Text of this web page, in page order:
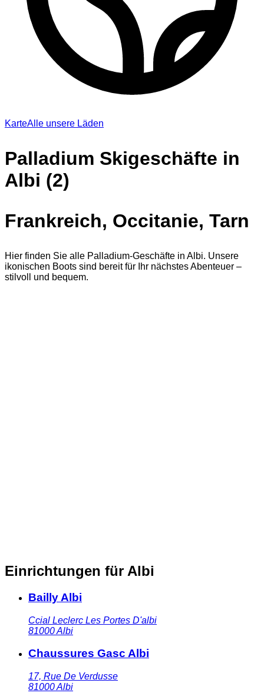
KarteAlle unsere Läden
Palladium Skigeschäfte in
Albi (2)
Frankreich, Occitanie, Tarn
Hier finden Sie alle Palladium-Geschäfte in Albi. Unsere
ikonischen Boots sind bereit für Ihr nächstes Abenteuer –
stilvoll und bequem.
Einrichtungen für Albi
Bailly Albi
Ccial Leclerc Les Portes D'albi
81000Albi
Chaussures Gasc Albi
17, Rue De Verdusse
81000Albi